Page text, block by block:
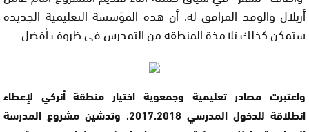
أزيلال والوفد المرافق له، أن هذه المؤسسة التعليمية الجديدة
ستمكن كذلك تلامذة المنطقة من التمدرس في ظروف أفضل .
واعتبرت مصادر تعليمية وجمعوية اختيار منطقة أنركي لإعطاء
انطلاقة للدخول المدرسي 2017.2018، وتدشين مشروع المدرسة